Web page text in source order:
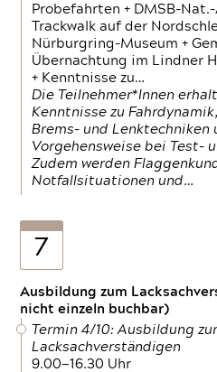
Probefahrten + DMSB-
Trackwalk auf der
Nürburgring-Museum +
Übernachtung im Lindner
+ Kenntnisse zu…
Die Teilnehmer*Innen
Kenntnisse zu
Brems- und Lenktechniken
Vorgehensweise bei Test-
Zudem werden
Notfallsituationen und…
7
Ausbildung zum
nicht einzeln buchbar)
Termin 4/10: Ausbildung
Lacksachverständigen
9.00—16.30 Uhr